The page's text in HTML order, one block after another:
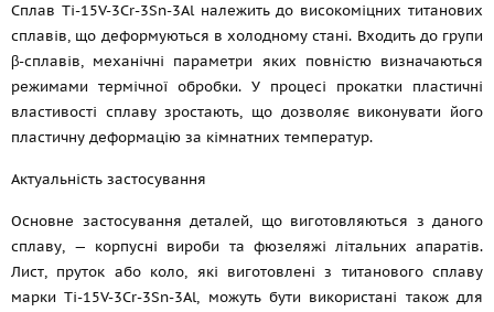
Сплав Ti-15V-3Cr-3Sn-3Al належить до високоміцних титанових
сплавів, що деформуються в холодному стані. Входить до групи
β-сплавів, механічні параметри яких повністю визначаються
режимами термічної обробки. У процесі прокатки пластичні
властивості сплаву зростають, що дозволяє виконувати його
пластичну деформацію за кімнатних температур.
Актуальність застосування
Основне застосування деталей, що виготовляються з даного
сплаву, — корпусні вироби та фюзеляжі літальних апаратів.
Лист, пруток або коло, які виготовлені з титанового сплаву
марки Ti-15V-3Cr-3Sn-3Al, можуть бути використані також для